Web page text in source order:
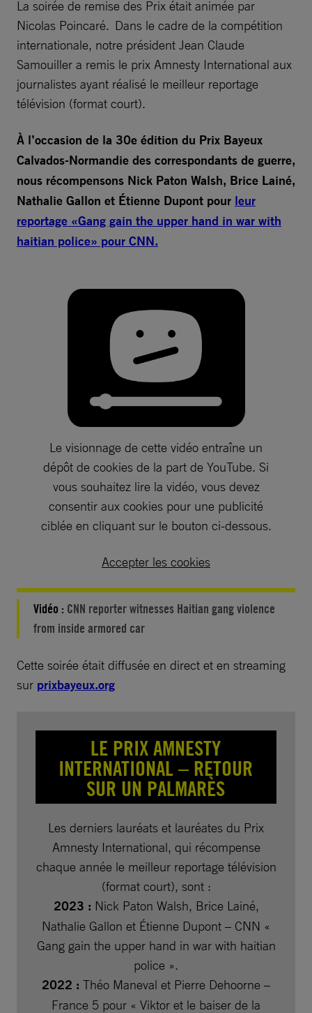
La soirée de remise des Prix était animée par
Nicolas Poincaré. Dans le cadre de la compétition
internationale, notre président Jean Claude
Samouiller a remis le prix Amnesty International aux
journalistes ayant réalisé le meilleur reportage
télévision (format court).
À l’occasion de la 30e édition du Prix Bayeux
Calvados-Normandie des correspondants de guerre,
nous récompensons Nick Paton Walsh, Brice Lainé,
Nathalie Gallon et Étienne Dupont pour leur
reportage «Gang gain the upper hand in war with
haitian police» pour CNN.
Le visionnage de cette vidéo entraîne un
dépôt de cookies de la part de YouTube. Si
vous souhaitez lire la vidéo, vous devez
consentir aux cookies pour une publicité
ciblée en cliquant sur le bouton ci-dessous.
Accepter les cookies
Vidéo : CNN reporter witnesses Haitian gang violence
from inside armored car
Cette soirée était diffusée en direct et en streaming
sur prixbayeux.org
LE PRIX AMNESTY
INTERNATIONAL – RETOUR
SUR UN PALMARÈS
Les derniers lauréats et lauréates du Prix
Amnesty International, qui récompense
chaque année le meilleur reportage télévision
(format court), sont :
2023 : Nick Paton Walsh, Brice Lainé,
Nathalie Gallon et Étienne Dupont – CNN «
Gang gain the upper hand in war with haitian
police ».
2022 : Théo Maneval et Pierre Dehoorne –
France 5 pour « Viktor et le baiser de la